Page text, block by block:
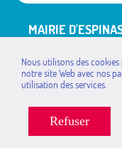
MAIRIE
05190 Espinasses
Tél. : 04 92 54
Nous utilisons des
notre site Web avec nos
utilisation des services.
Refuser